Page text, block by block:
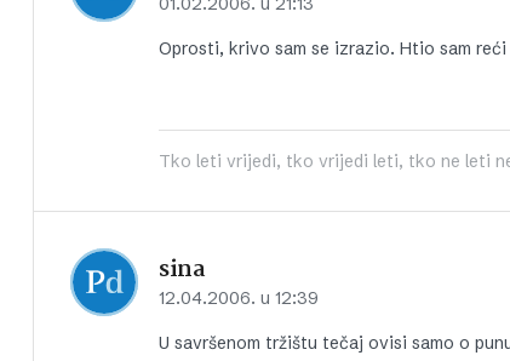
Oprosti, krivo sam se izrazio. Htio sam
Tko leti vrijedi, tko vrijedi leti, tko ne leti
sina
12.04.2006. u 12:39
U savršenom tržištu tečaj ovisi samo o